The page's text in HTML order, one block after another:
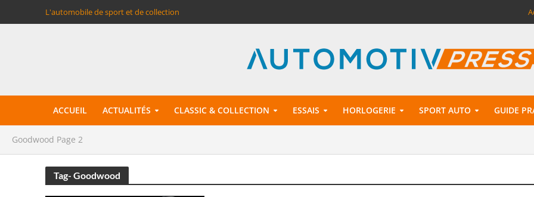
L'automobile de sport et de collection
ACCUEIL ACTUALITÉS CLASSIC & COLLECTION ESSAIS HORLOGERIE SPORT AUTO GUIDE
Goodwood Page 2
Tag- Goodwood